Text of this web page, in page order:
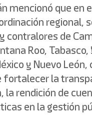
mencionó que en
regional,
contralores de
Roo,
y Nuevo León,
fortalecer la
la rendición de
en la gestión